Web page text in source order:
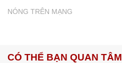
NÓNG TRÊN MẠNG
CÓ THỂ BẠN QUAN TÂM